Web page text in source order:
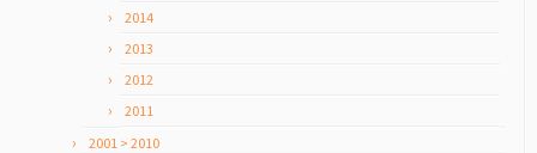
2014
2013
2012
2011
2001 > 2010